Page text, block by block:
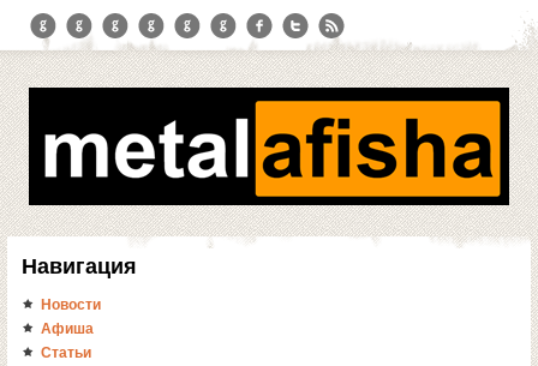
Навигация
Новости
Афиша
Статьи